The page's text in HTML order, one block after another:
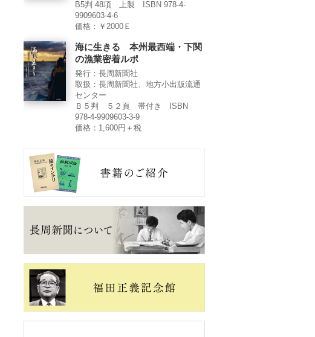
B5判 48項 上製 ISBN 978-4-
9909603-4-6
価格：￥2000Ｅ
海に生きる 本州最西端・下関
の漁業密着ルポ
発行：長周新聞社
取扱：長周新聞社、地方小出版流通
センター
Ｂ５判 ５２頁 帯付き ISBN
978-4-9909603-3-9
価格：1,600円＋税